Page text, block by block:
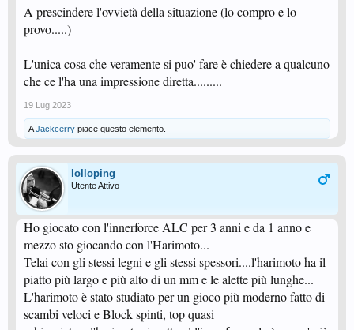
A prescindere l'ovvietà della situazione (lo compro e lo
provo.....)
L'unica cosa che veramente si puo' fare è chiedere a qualcuno
che ce l'ha una impressione diretta.........
19 Lug 2023
AJackcerry piace questo elemento.
lolloping
Utente Attivo
Ho giocato con l'innerforce ALC per 3 anni e da 1 anno e
mezzo sto giocando con l'Harimoto...
Telai con gli stessi legni e gli stessi spessori....l'harimoto ha il
piatto più largo e più alto di un mm e le alette più lunghe...
L'harimoto è stato studiato per un gioco più moderno fatto di
scambi veloci e Block spinti, top quasi